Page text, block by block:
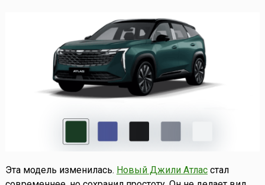
Эта модель изменилась. Новый Джили Атласстал